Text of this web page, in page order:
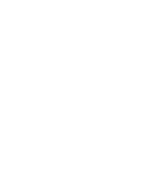
Soyez à l’affût d’accrocs,
son alignement. Cette
Si votre motoneige est
premières centaines de